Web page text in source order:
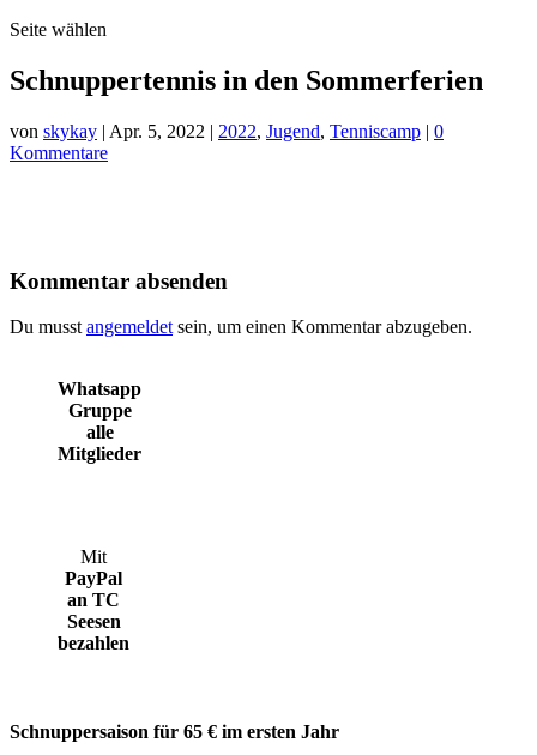
Seite wählen
Schnuppertennis in den Sommerferien
von skykay | Apr. 5, 2022 | 2022, Jugend, Tenniscamp | 0
Kommentare
Kommentar absenden
Du musst angemeldet sein, um einen Kommentar abzugeben.
Whatsapp
Gruppe
alle
Mitglieder
Mit
PayPal
an TC
Seesen
bezahlen
Schnuppersaison für 65 € im ersten Jahr